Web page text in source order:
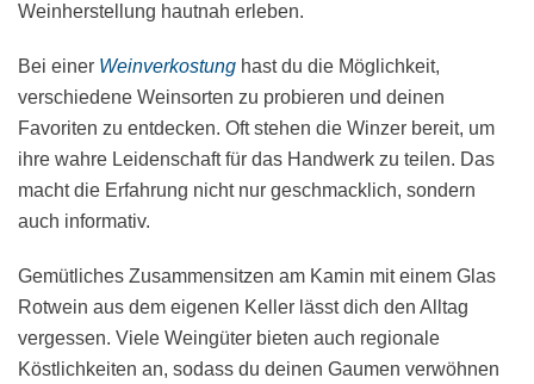
Weinherstellung hautnah erleben.
Bei einer Weinverkostung hast du die Möglichkeit,
verschiedene Weinsorten zu probieren und deinen
Favoriten zu entdecken. Oft stehen die Winzer bereit, um
ihre wahre Leidenschaft für das Handwerk zu teilen. Das
macht die Erfahrung nicht nur geschmacklich, sondern
auch informativ.
Gemütliches Zusammensitzen am Kamin mit einem Glas
Rotwein aus dem eigenen Keller lässt dich den Alltag
vergessen. Viele Weingüter bieten auch regionale
Köstlichkeiten an, sodass du deinen Gaumen verwöhnen